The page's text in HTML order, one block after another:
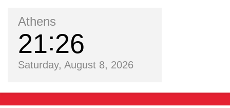
Athens
21 26
Saturday, August 8, 2026